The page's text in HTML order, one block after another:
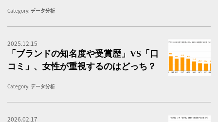
Category: データ分析
2025.12.15
「ブランドの知名度や受賞歴」VS「口
コミ」、女性が重視するのはどっち？
Category: データ分析
2026.02.17